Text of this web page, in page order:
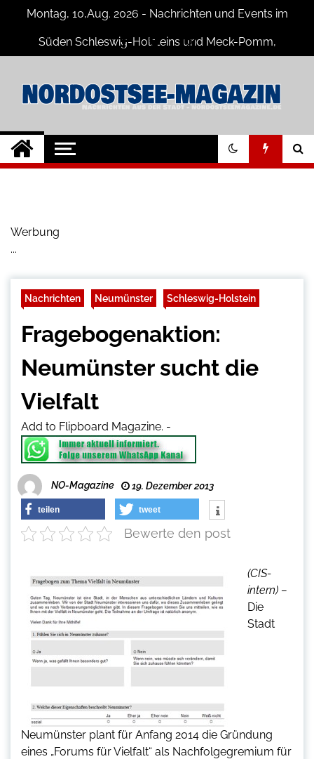
Montag, 10,Aug. 2026 - Nachrichten und Events im
Süden Schleswig-Holsteins und Meck-Pomm,
Nord-Ostsee-
Magazine Blog
Der Blog der Nord-Ostsee Magazine
Werbung
...
Nachrichten Neumünster Schleswig-Holstein
Fragebogenaktion:
Neumünster sucht die
Vielfalt
Add to Flipboard Magazine. -
NO-Magazine 19. Dezember 2013
teilen tweet
Bewerte den post
(CIS-
intern) –
Die
Stadt
Neumünster plant für Anfang 2014 die Gründung
eines „Forums für Vielfalt“ als Nachfolgegremium für